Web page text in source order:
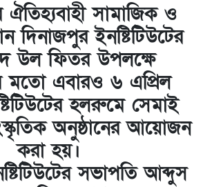
ঐতিহ্যবাহী সামাজিক ও
দিনাজপুর ইনষ্টিটিউটের
উল ফিতর উপলক্ষে
মতো এবারও ৬ এপ্রিল
হলরুমে সেমাই
অনুষ্ঠানের আয়োজন
করা হয়।
সভাপতি আব্দুস